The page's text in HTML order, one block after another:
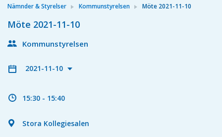
Nämnder & Styrelser Kommunstyrelsen Möte 2021-11-10
Möte 2021-11-10
Kommunstyrelsen
2021-11-10
15:30 - 15:40
Stora Kollegiesalen